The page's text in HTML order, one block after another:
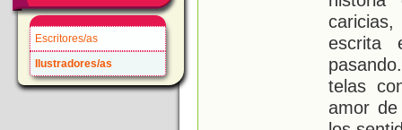
Escritores/as
Ilustradores/as
escrita
telas
amor